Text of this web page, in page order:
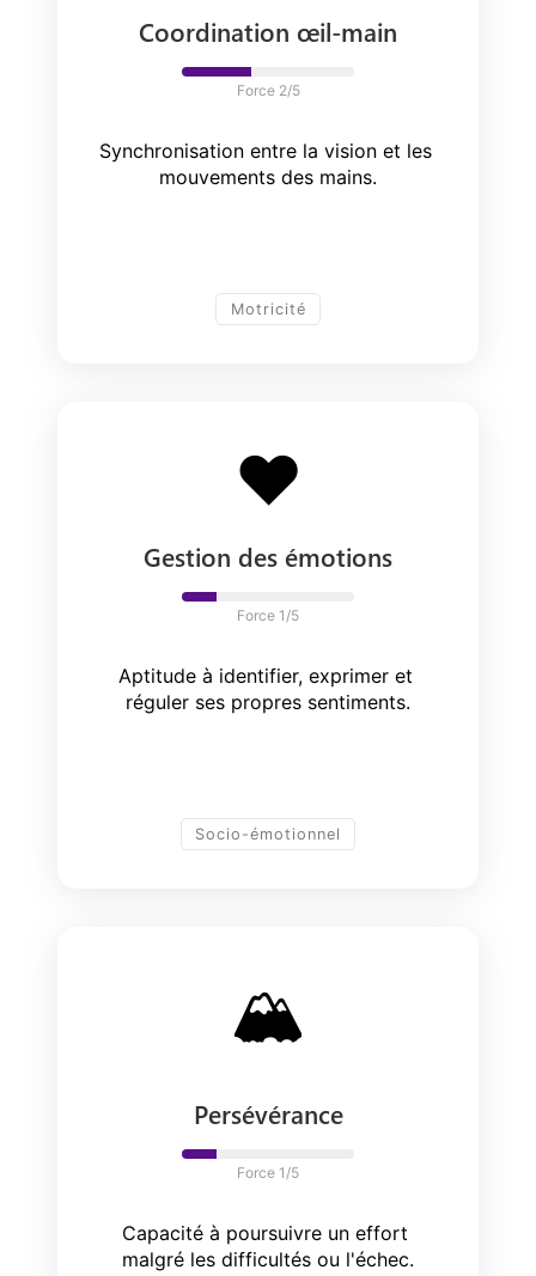
Coordination œil-main
Force 2/5
Synchronisation entre la vision et les
mouvements des mains.
Motricité
❤️
Gestion des émotions
Force 1/5
Aptitude à identifier, exprimer et
réguler ses propres sentiments.
Socio-émotionnel
🏔️
Persévérance
Force 1 /5
Capacité à poursuivre un effort
malgré les difficultés ou l'échec.